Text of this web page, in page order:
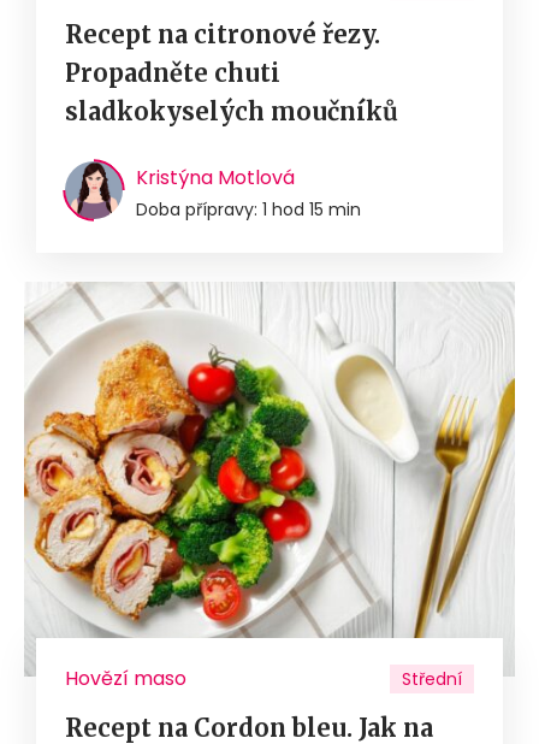
Recept na citronové řezy.
Propadněte chuti
sladkokyselých moučníků
Kristýna Motlová
Doba přípravy: 1 hod 15 min
Hovězí maso Střední
Recept na Cordon bleu. Jak na